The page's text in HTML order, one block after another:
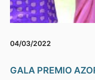
04/03/2022
GALA PREMIO